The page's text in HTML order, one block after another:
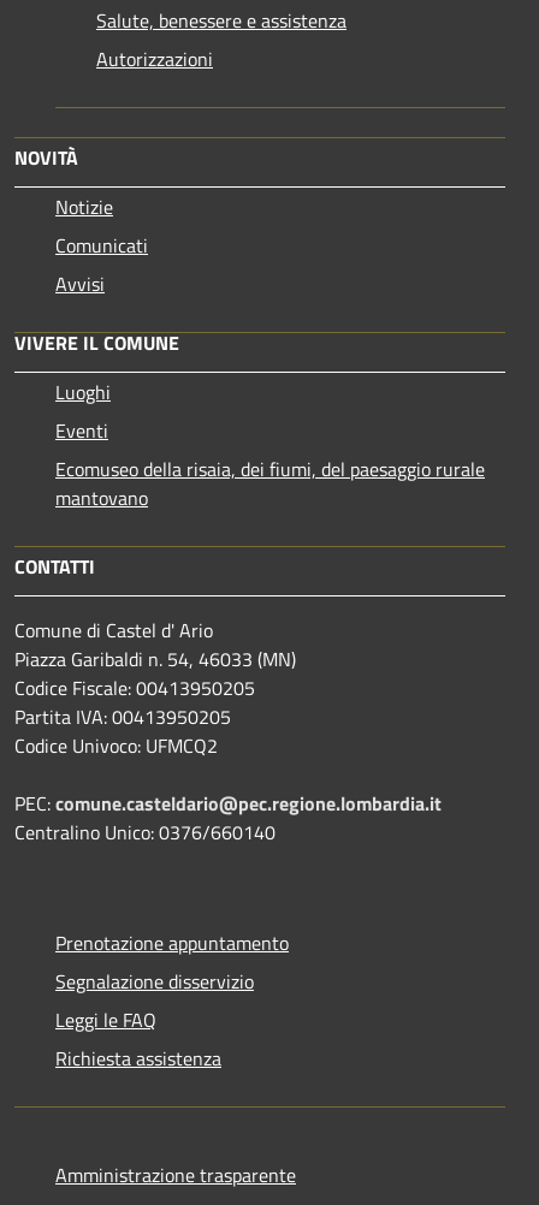
Salute, benessere e assistenza
Autorizzazioni
NOVITÀ
Notizie
Comunicati
Avvisi
VIVERE IL COMUNE
Luoghi
Eventi
Ecomuseo della risaia, dei fiumi, del paesaggio rurale
mantovano
CONTATTI
Comune di Castel d' Ario
Piazza Garibaldi n. 54, 46033 (MN)
Codice Fiscale: 00413950205
Partita IVA: 00413950205
Codice Univoco: UFMCQ2
PEC:comune.casteldario@pec.regione.lombardia.it
Centralino Unico: 0376/660140
Prenotazione appuntamento
Segnalazione disservizio
Leggi le FAQ
Richiesta assistenza
Amministrazione trasparente